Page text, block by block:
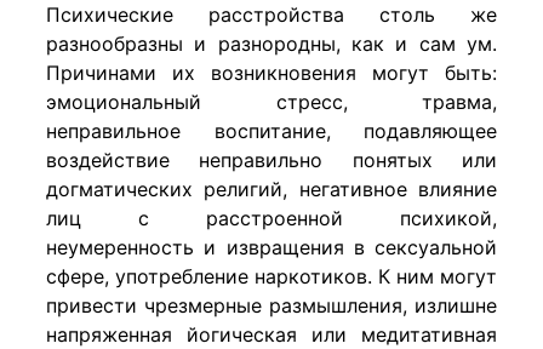
Психические расстройства столь же
разнообразны и разнородны, как и сам ум.
Причинами их возникновения могут быть:
эмоциональный стресс, травма,
неправильное воспитание, подавляющее
воздействие неправильно понятых или
догматических религий, негативное влияние
лиц с расстроенной психикой,
неумеренность и извращения в сексуальной
сфере, употребление наркотиков. К ним могут
привести чрезмерные размышления, излишне
напряженная йогическая или медитативная